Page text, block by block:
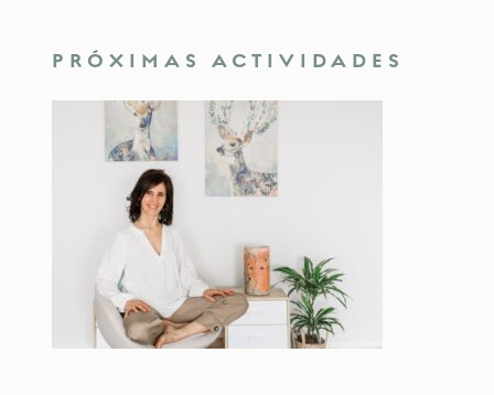
PRÓXIMAS ACTIVIDADES